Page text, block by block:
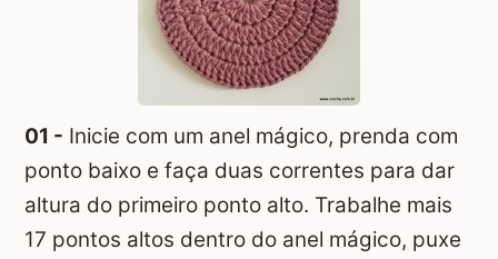
01 - Inicie com um anel mágico, prenda com
ponto baixo e faça duas correntes para dar
altura do primeiro ponto alto. Trabalhe mais
17 pontos altos dentro do anel mágico, puxe